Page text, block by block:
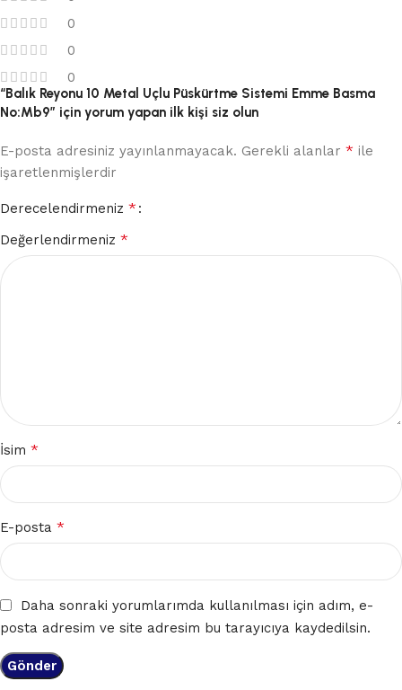
0
0
0
“Balık Reyonu 10 Metal Uçlu Püskürtme Sistemi Emme Basma
No:Mb9” için yorum yapan ilk kişi siz olun
E-posta adresiniz yayınlanmayacak. Gerekli alanlar * ile
işaretlenmişlerdir
Derecelendirmeniz *
Değerlendirmeniz *
İsim *
E-posta *
Daha sonraki yorumlarımda kullanılması için adım, e-
posta adresim ve site adresim bu tarayıcıya kaydedilsin.